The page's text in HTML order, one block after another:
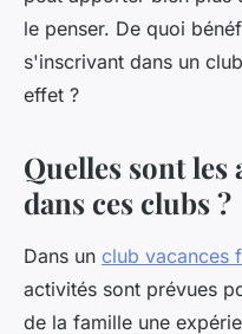
le penser. De quoi
s'inscrivant dans un
effet ?
Quelles sont
dans ces clubs ?
Dans un club vacances
activités sont prévues
de la famille une